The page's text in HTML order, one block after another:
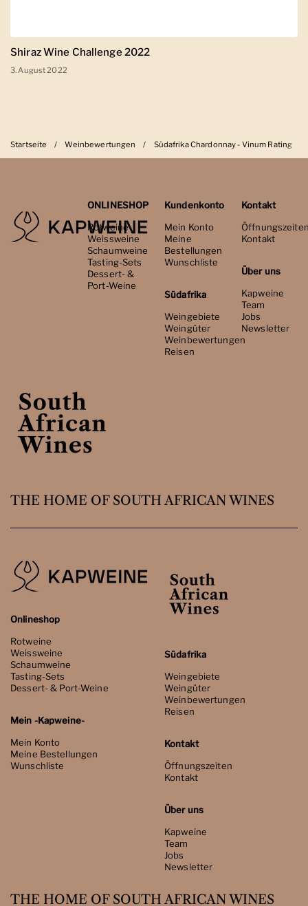
Shiraz Wine Challenge 2022
3. August 2022
Startseite / Weinbewertungen / Südafrika Chardonnay - Vinum Rating
ONLINESHOP
Rotweine
Weissweine
Schaumweine
Tasting-Sets
Dessert- &
Port-Weine
Kundenkonto
Mein Konto
Meine
Bestellungen
Wunschliste
Südafrika
Weingebiete
Weingüter
Weinbewertungen
Reisen
Kontakt
Kontakt
Über uns
Kapweine
Team
Jobs
Newsletter
THE HOME OF SOUTH AFRICAN WINES
Onlineshop
Rotweine
Weissweine
Schaumweine
Tasting-Sets
Dessert- & Port-Weine
Mein -Kapweine-
Mein Konto
Meine Bestellungen
Wunschliste
Südafrika
Weingebiete
Weingüter
Weinbewertungen
Reisen
Kontakt
Öffnungszeiten
Kontakt
Über uns
Kapweine
Team
Jobs
Newsletter
THE HOME OF SOUTH AFRICAN WINES